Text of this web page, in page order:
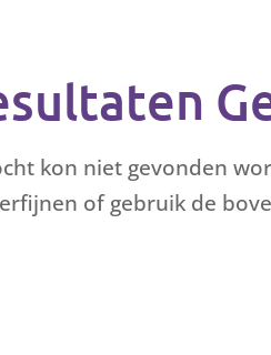
kon niet gevonden
of gebruik de